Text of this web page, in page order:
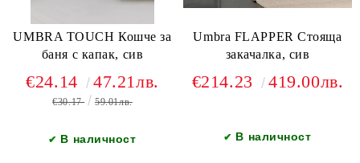
UMBRA TOUCH Кошче за
баня с капак, сив
€24.14 47.21лв.
€30.17 59.01лв.
✔ В наличност
Umbra FLAPPER Стояща
закачалка, сив
€214.23 419.00лв.
✔ В наличност